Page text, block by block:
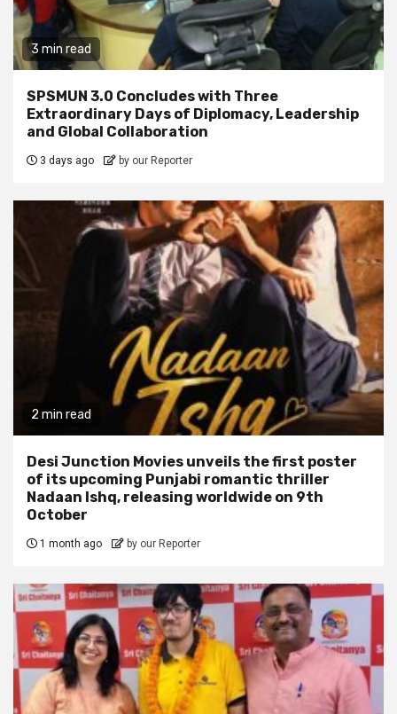
3 min read
SPSMUN 3.0 Concludes with Three
Extraordinary Days of Diplomacy, Leadership
and Global Collaboration
3 days ago by our Reporter
2 min read
Desi Junction Movies unveils the first poster
of its upcoming Punjabi romantic thriller
Nadaan Ishq, releasing worldwide on 9th
October
1 month ago by our Reporter